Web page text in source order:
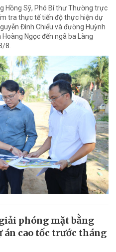
Hồng Sỹ, Phó Bí thư Thường trực
tra thực tế tiến độ thực hiện dự
Đình Chiểu và đường Huỳnh
Ngọc đến ngã ba Làng
8.
phóng mặt bằng
án cao tốc trước tháng